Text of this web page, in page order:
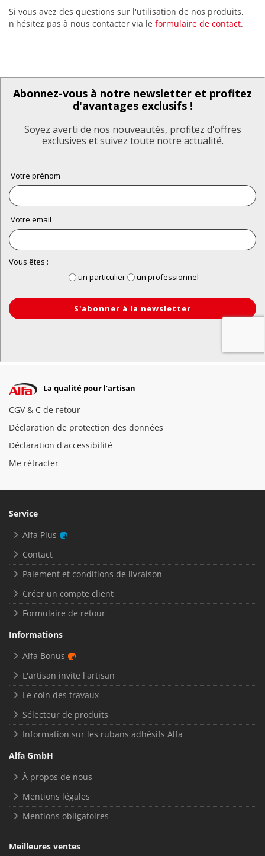
Si vous avez des questions sur l'utilisation de nos produits,
n'hésitez pas à nous contacter via le formulaire de contact.
La qualité pour l’artisan
CGV & C de retour
Déclaration de protection des données
Déclaration d'accessibilité
Me rétracter
Service
Alfa Plus
Contact
Paiement et conditions de livraison
Créer un compte client
Formulaire de retour
Informations
Alfa Bonus
L'artisan invite l'artisan
Le coin des travaux
Sélecteur de produits
Information sur les rubans adhésifs Alfa
Alfa GmbH
À propos de nous
Mentions légales
Mentions obligatoires
Meilleures ventes